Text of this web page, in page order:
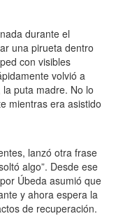
durante el
una pirueta dentro
con visibles
volvió a
puta madre. No lo
mientras era asistido
lanzó otra frase
algo”. Desde ese
Úbeda asumió que
y ahora espera la
de recuperación.